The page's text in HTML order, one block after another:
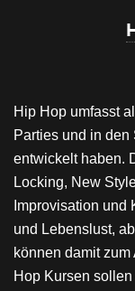
Hip Hop umfasst
Parties und in
entwickelt haben.
Locking, New
Improvisation
und Lebenslust,
können damit
Hop Kursen